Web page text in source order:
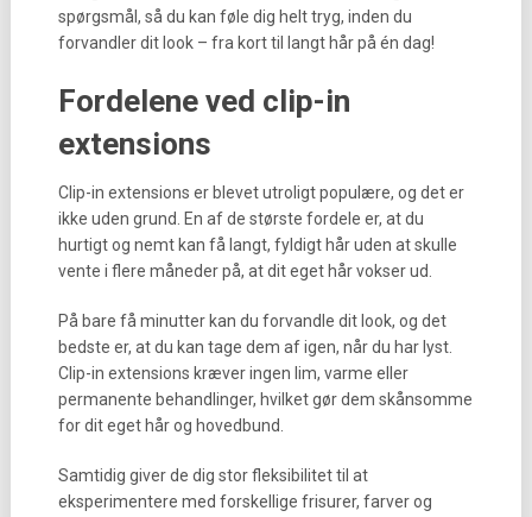
spørgsmål, så du kan føle dig helt tryg, inden du
forvandler dit look – fra kort til langt hår på én dag!
Fordelene ved clip-in
extensions
Clip-in extensions er blevet utroligt populære, og det er
ikke uden grund. En af de største fordele er, at du
hurtigt og nemt kan få langt, fyldigt hår uden at skulle
vente i flere måneder på, at dit eget hår vokser ud.
På bare få minutter kan du forvandle dit look, og det
bedste er, at du kan tage dem af igen, når du har lyst.
Clip-in extensions kræver ingen lim, varme eller
permanente behandlinger, hvilket gør dem skånsomme
for dit eget hår og hovedbund.
Samtidig giver de dig stor fleksibilitet til at
eksperimentere med forskellige frisurer, farver og